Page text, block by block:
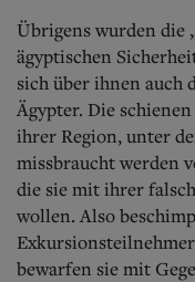
Übrigens wurden die
ägyptischen
sich über ihnen auch
Ägypter. Die
ihrer Region, unter
missbraucht werden
die sie mit ihrer
wollen. Also
bewarfen sie mit